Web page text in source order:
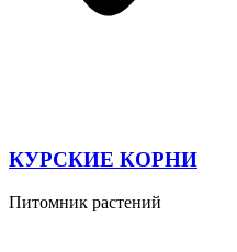
КУРСКИЕ КОРНИ
Питомник растений